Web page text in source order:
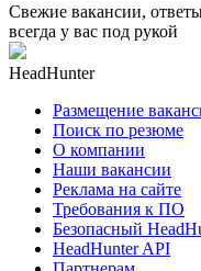
Свежие вакансии,
всегда у вас под рукой
HeadHunter
Размещение
Поиск по резюме
О компании
Наши вакансии
Реклама на сайте
Требования к ПО
Безопасный
HeadHunter API